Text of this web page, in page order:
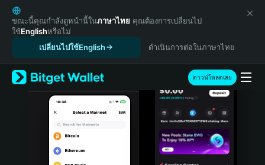
English
日本語
Tiếng Việt
Español (Latinoamérica)
Türkçe
Italiano
Português (Portugal)
ขณะนี้คุณกำลังดูหน้านี้ในภาษาไทย คุณต้องการเปลี่ยนไป
ใช้Englishหรือไม่
เปลี่ยนไปใช้English
ดำเนินการต่อในภาษาไทย
ดาวน์โหลดเลย